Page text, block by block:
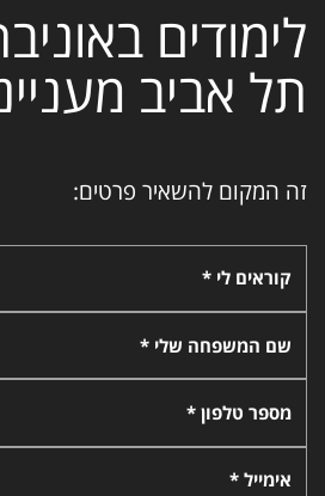
לימודים
תל אביב
זה המקום להשאיר פרטים:
קוראים לי *
שם המשפחה שלי *
מספר טלפון *
אימייל *